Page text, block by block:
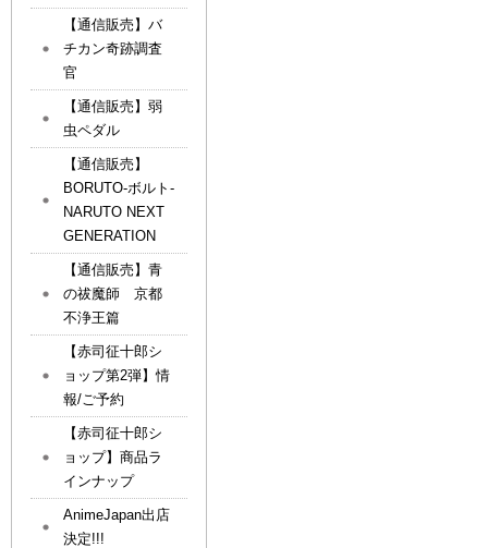
【通信販売】バ
チカン奇跡調査
官
【通信販売】弱
虫ペダル
【通信販売】
BORUTO-ボルト-
NARUTO NEXT
GENERATION
【通信販売】青
の祓魔師 京都
不浄王篇
【赤司征十郎シ
ョップ第2弾】情
報/ご予約
【赤司征十郎シ
ョップ】商品ラ
インナップ
AnimeJapan出店
決定!!!